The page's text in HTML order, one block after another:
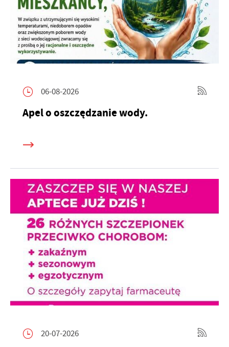
06-08-2026
Apel o oszczędzanie wody.
20-07-2026
komunikatów na podstawie analizy Twoich upodobań oraz
Twoich zwyczajów dotyczących przeglądanej witryny
internetowej. Treści promocyjne mogą pojawić się na stronach
podmiotów trzecich lub firm będących naszymi partnerami oraz
innych dostawców usług. Firmy te działają w charakterze
pośredników prezentujących nasze treści w postaci wiadomości,
Więcej